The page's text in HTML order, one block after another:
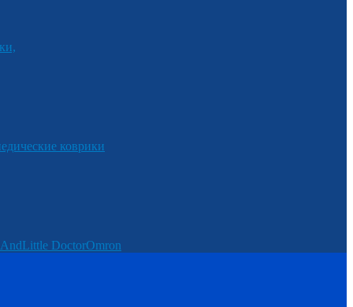
коврики
AndLittle DoctorOmron